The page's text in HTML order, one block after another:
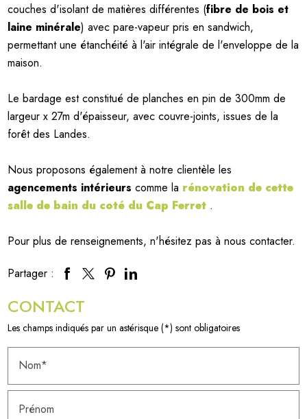
couches d'isolant de matières différentes (fibre de bois et
laine minérale) avec pare-vapeur pris en sandwich,
permettant une étanchéité à l'air intégrale de l'enveloppe de la
maison.
Le bardage est constitué de planches en pin de 300mm de
largeur x 27m d'épaisseur, avec couvre-joints, issues de la
forêt des Landes.
Nous proposons également à notre clientèle les
agencements intérieurs comme la rénovation de cette
salle de bain du coté du Cap Ferret .
Pour plus de renseignements, n'hésitez pas à nous contacter.
Partager :
CONTACT
Les champs indiqués par un astérisque (*) sont obligatoires
Nom*
Prénom